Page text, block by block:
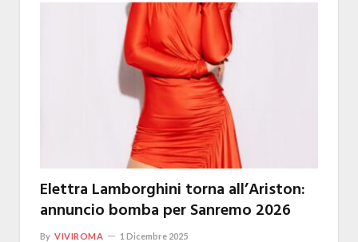
Elettra Lamborghini torna all’Ariston:
annuncio bomba per Sanremo 2026
By VIVIROMA 1 Dicembre 2025